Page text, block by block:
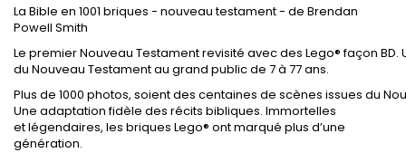
La Bible en 1001 briques - nouveau testament - de Brendan
Powell Smith
Le premier Nouveau Testament revisité avec des Lego® façon BD.
du Nouveau Testamentau grand public de 7 à 77 ans.
Plus de 1000 photos, soient des centaines de scènes issues du
Une adaptation fidèle des récits bibliques. Immortelles
et légendaires, les briques Lego® ont marqué plus d’une
génération.